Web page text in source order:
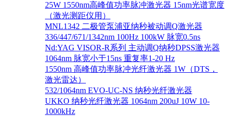
25W 1550nm高峰值功率脉冲激光器 15nm光谱宽度
（激光测距仪用）
MNL1342 二极管泵浦亚纳秒被动调Q激光器
336/447/671/1342nm 100Hz 100kW 脉宽0.5ns
Nd:YAG VISOR-R系列 主动调Q纳秒DPSS激光器
1064nm 脉宽小于15ns 重复率1-20 Hz
1550nm 高峰值功率脉冲光纤激光器 1W（DTS，
激光雷达）
532/1064nm EVO-UC-NS 纳秒光纤激光器
UKKO 纳秒光纤激光器 1064nm 200uJ 10W 10-
1000kHz